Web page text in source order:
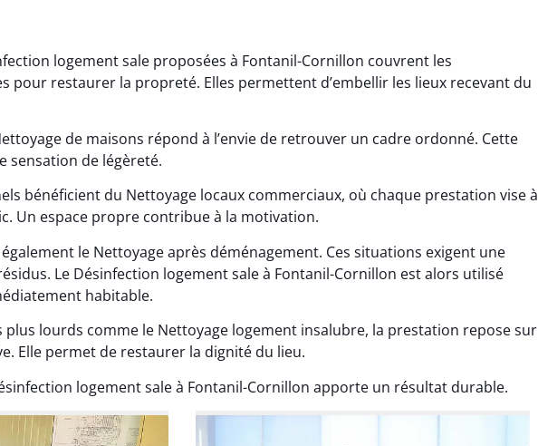
logement sale proposées à Fontanil-Cornillon couvrent les
pour restaurer la propreté. Elles permettent d’embellir les lieux recevant du
de maisons répond à l’envie de retrouver un cadre ordonné. Cette
sensation de légèreté.
bénéficient du Nettoyage locaux commerciaux, où chaque prestation vise à
Un espace propre contribue à la motivation.
le Nettoyage après déménagement. Ces situations exigent une
Le Désinfection logement sale à Fontanil-Cornillon est alors utilisé
habitable.
plus lourds comme le Nettoyage logement insalubre, la prestation repose sur
Elle permet de restaurer la dignité du lieu.
logement sale à Fontanil-Cornillon apporte un résultat durable.
Léana Gresset
15 décembre 2025
Nettoyage après chantier
en état rapidement et
proprement.
16 octobre 2025
sensation de fraîcheur en
rentrant chez soi.